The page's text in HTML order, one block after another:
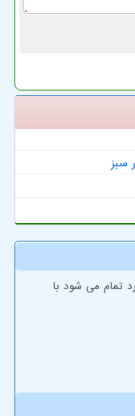
سبز
تمام می شود با